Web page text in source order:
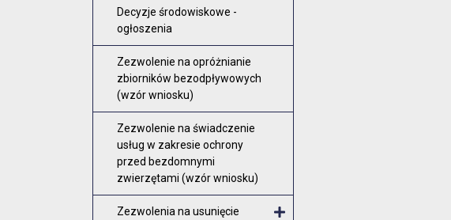
Decyzje środowiskowe -
ogłoszenia
Zezwolenie na opróżnianie
zbiorników bezodpływowych
(wzór wniosku)
Zezwolenie na świadczenie
usług w zakresie ochrony
przed bezdomnymi
zwierzętami (wzór wniosku)
Zezwolenia na usunięcie